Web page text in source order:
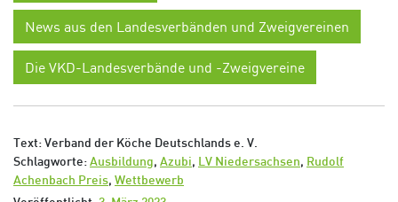
News aus den Landesverbänden und Zweigvereinen
Die VKD-Landesverbände und -Zweigvereine
Text: Verband der Köche Deutschlands e. V.
Schlagworte: Ausbildung, Azubi, LV Niedersachsen, Rudolf
Achenbach Preis, Wettbewerb